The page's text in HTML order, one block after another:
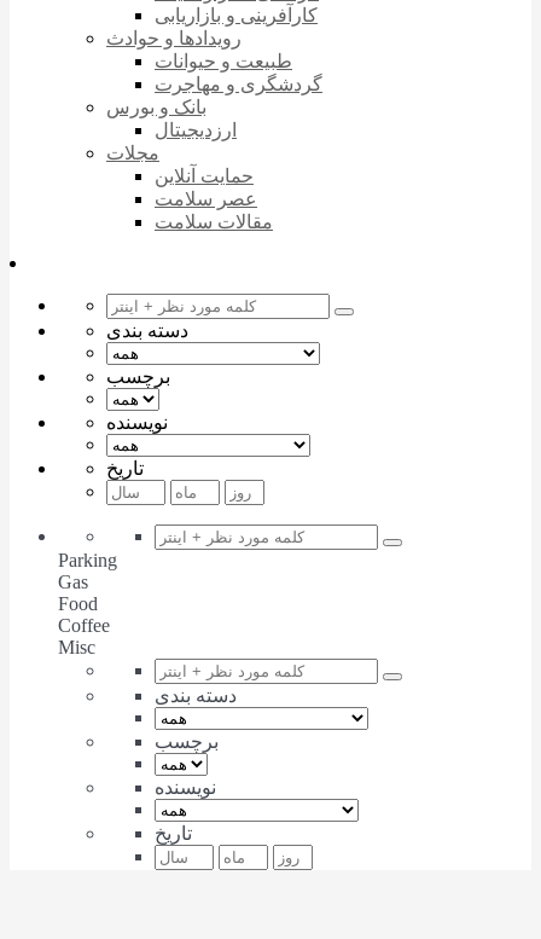
کارآفرینی و بازاریابی
رویدادها و حوادث
طبیعت و حیوانات
گردشگری و مهاجرت
بانک و بورس
ارزدیجیتال
مجلات
حمایت آنلاین
عصر سلامت
مقالات سلامت
دسته بندی
برچسب
نویسنده
تاریخ
Parking
Gas
Food
Coffee
Misc
دسته بندی
برچسب
نویسنده
تاریخ